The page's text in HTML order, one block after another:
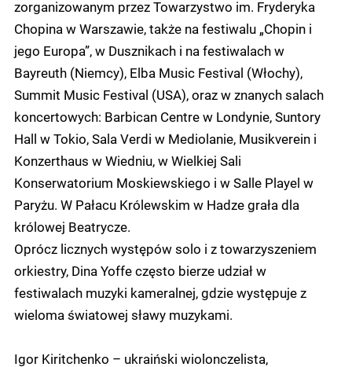
zorganizowanym przez Towarzystwo im. Fryderyka
Chopina w Warszawie, także na festiwalu „Chopin i
jego Europa”, w Dusznikach i na festiwalach w
Bayreuth (Niemcy), Elba Music Festival (Włochy),
Summit Music Festival (USA), oraz w znanych salach
koncertowych: Barbican Centre w Londynie, Suntory
Hall w Tokio, Sala Verdi w Mediolanie, Musikverein i
Konzerthaus w Wiedniu, w Wielkiej Sali
Konserwatorium Moskiewskiego i w Salle Playel w
Paryżu. W Pałacu Królewskim w Hadze grała dla
królowej Beatrycze.
Oprócz licznych występów solo i z towarzyszeniem
orkiestry, Dina Yoffe często bierze udział w
festiwalach muzyki kameralnej, gdzie występuje z
wieloma światowej sławy muzykami.
Igor Kiritchenko – ukraiński wiolonczelista,